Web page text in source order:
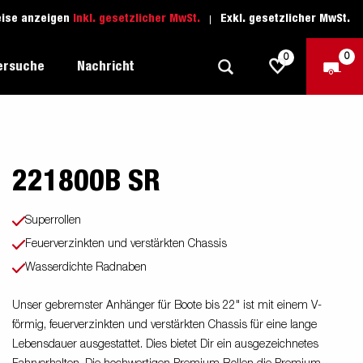
anzeigen Inkl. gesetzlicher MwSt. Exkl. gesetzlicher MwSt.
Freizeit-Anhänger
Anhänger für Autotransporte
Schwerlast-Anhänger
Wassersport-Anhänger
Fahrschule
1205 Limited Edition
Nachricht
0 0
221800B SR
Superrollen
Feuerverzinkten und verstärkten Chassis
Wasserdichte Radnaben
Unser gebremster Anhänger für Boote bis 22" ist mit einem V-
förmig, feuerverzinkten und verstärkten Chassis für eine lange
Lebensdauer ausgestattet. Dies bietet Dir ein ausgezeichnetes